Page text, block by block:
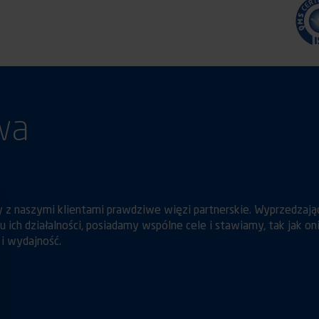
z naszymi klientami prawdziwe więzi partnerskie.
działalności, posiadamy wspólne cele i stawiamy, tak jak
wydajność.